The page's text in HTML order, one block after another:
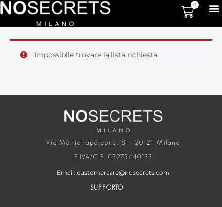
0
Impossibile trovare la lista richiesta
Via Montenapoleone, 8 – 20121 Milano
P.IVA/C.F. 03275440133
Email: customercare@nosecrets.com
SUPPORTO